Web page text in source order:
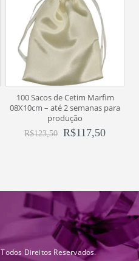
100 Sacos de Cetim Marfim
08X10cm – até 2 semanas para
produção
R$123,50 R$117,50
Direitos Reservados.